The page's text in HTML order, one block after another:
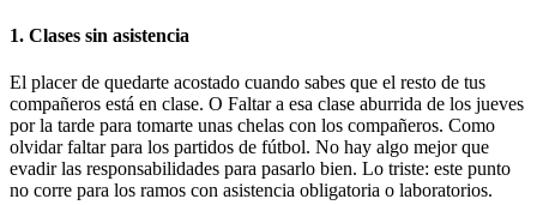
1. Clases sin asistencia
El placer de quedarte acostado cuando sabes que el resto de tus
compañeros está en clase. O Faltar a esa clase aburrida de los jueves
por la tarde para tomarte unas chelas con los compañeros. Como
olvidar faltar para los partidos de fútbol. No hay algo mejor que
evadir las responsabilidades para pasarlo bien. Lo triste: este punto
no corre para los ramos con asistencia obligatoria o laboratorios.